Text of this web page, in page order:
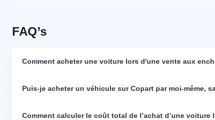
FAQ’s
Comment acheter une voiture lors d'une vente aux
Puis-je acheter un véhicule sur Copart par moi-même,
Comment calculer le coût total de l’achat d’une